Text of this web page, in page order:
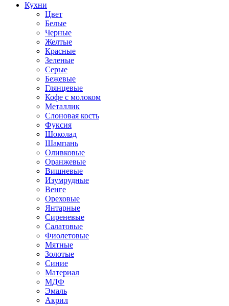
Кухни
Цвет
Белые
Черные
Желтые
Красные
Зеленые
Серые
Бежевые
Глянцевые
Кофе с молоком
Металлик
Слоновая кость
Фуксия
Шоколад
Шампань
Оливковые
Оранжевые
Вишневые
Изумрудные
Венге
Ореховые
Янтарные
Сиреневые
Салатовые
Фиолетовые
Мятные
Золотые
Синие
Материал
МДФ
Эмаль
Акрил